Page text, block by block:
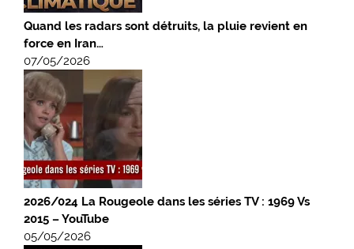
Quand les radars sont détruits, la pluie revient en
force en Iran…
07/05/2026
2026/024 La Rougeole dans les séries TV : 1969 Vs
2015 – YouTube
05/05/2026